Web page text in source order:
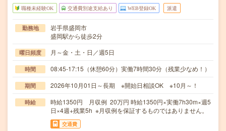
職種未経験OK 交通費別途支給あり WEB登録OK 派遣
勤務地
岩手県盛岡市
盛岡駅から徒歩2分
曜日頻度 月～金・土・日／週5日
時間 08:45-17:15（休憩60分）実働7時間30分（残業少なめ！）
期間 2026年10月01日～長期 ※開始日相談OK ※10月～！
時給
時給1350円 月収例 20万円 時給1350円×実働7h30m×週5
日×4週+残業5h ※月収例を保証するものではありません。
交通費